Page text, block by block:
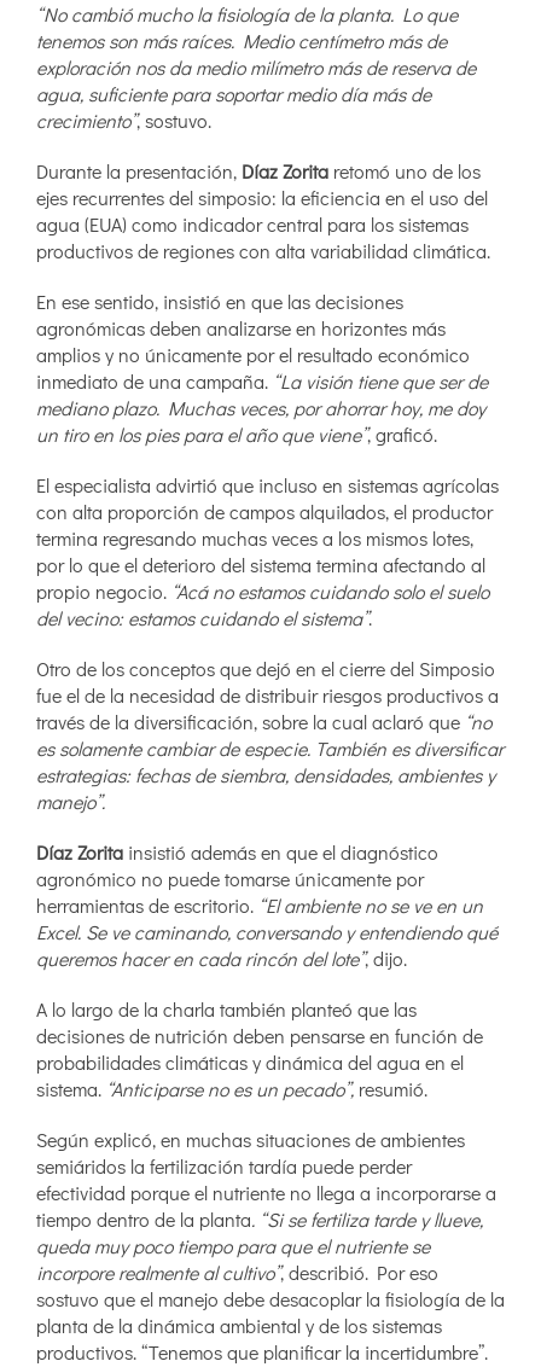
“No cambió mucho la fisiología de la planta. Lo que
tenemos son más raíces. Medio centímetro más de
exploración nos da medio milímetro más de reserva de
agua, suficiente para soportar medio día más de
crecimiento”, sostuvo.
Durante la presentación, Díaz Zoritaretomó uno de los
ejes recurrentes del simposio: la eficiencia en el uso del
agua (EUA) como indicador central para los sistemas
productivos de regiones con alta variabilidad climática.
En ese sentido, insistió en que las decisiones
agronómicas deben analizarse en horizontes más
amplios y no únicamente por el resultado económico
inmediato de una campaña.“La visión tiene que ser de
mediano plazo. Muchas veces, por ahorrar hoy, me doy
un tiro en los pies para el año que viene”, graficó.
El especialista advirtió que incluso en sistemas agrícolas
con alta proporción de campos alquilados, el productor
termina regresando muchas veces a los mismos lotes,
por lo que el deterioro del sistema termina afectando al
propio negocio. “Acá no estamos cuidando solo el suelo
del vecino: estamos cuidando el sistema”.
Otro de los conceptos que dejó en el cierre del Simposio
fue el de la necesidad de distribuir riesgos productivos a
través de la diversificación, sobre la cual aclaró que“no
es solamente cambiar de especie. También es diversificar
estrategias: fechas de siembra, densidades, ambientes y
manejo”.
Díaz Zoritainsistió además en que el diagnóstico
agronómico no puede tomarse únicamente por
herramientas de escritorio.“El ambiente no se ve en un
Excel. Se ve caminando, conversando y entendiendo qué
queremos hacer en cada rincón del lote”, dijo.
A lo largo de la charla también planteó que las
decisiones de nutrición deben pensarse en función de
probabilidades climáticas y dinámica del agua en el
sistema. “Anticiparse no es un pecado”,resumió.
Según explicó, en muchas situaciones de ambientes
semiáridos la fertilización tardía puede perder
efectividad porque el nutriente no llega a incorporarse a
tiempo dentro de la planta. “Si se fertiliza tarde y llueve,
queda muy poco tiempo para que el nutriente se
incorpore realmente al cultivo”, describió. Por eso
sostuvo que el manejo debe desacoplar la fisiología de la
planta de la dinámica ambiental y de los sistemas
productivos. “Tenemos que planificar la incertidumbre”.